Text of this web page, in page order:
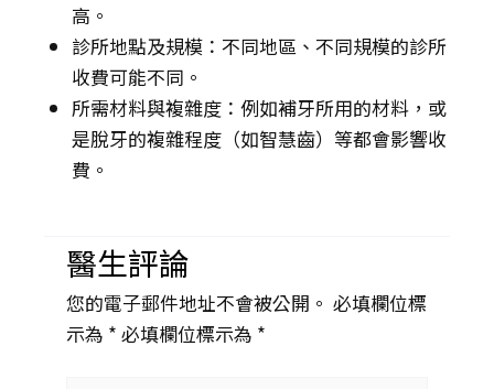
高。
診所地點及規模：不同地區、不同規模的診所
收費可能不同。
所需材料與複雜度：例如補牙所用的材料，或
是脫牙的複雜程度（如智慧齒）等都會影響收
費。
醫生評論
您的電子郵件地址不會被公開。 必填欄位標
示為 * 必填欄位標示為 *